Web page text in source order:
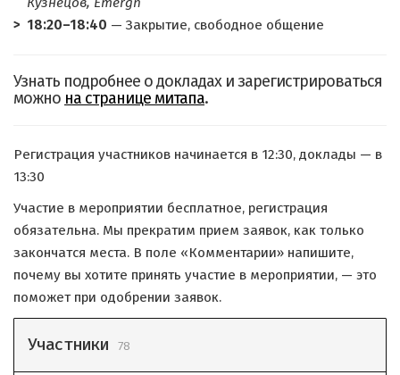
18:20–18:40 — Закрытие, свободное общение
Узнать подробнее о докладах и зарегистрироваться
можно на странице митапа.
Регистрация участников начинается в 12:30, доклады — в
13:30
Участие в мероприятии бесплатное, регистрация
обязательна. Мы прекратим прием заявок, как только
закончатся места. В поле «Комментарии» напишите,
почему вы хотите принять участие в мероприятии, — это
поможет при одобрении заявок.
Участники 78